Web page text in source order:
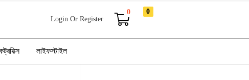
Login Or Register
0 0
লাইফস্টাইল